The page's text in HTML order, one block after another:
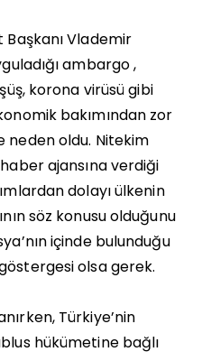
Başkanı Vlademir
ambargo ,
korona virüsü gibi
bakımından zor
neden oldu. Nitekim
ajansına verdiği
dolayı ülkenin
söz konusu olduğunu
içinde bulunduğu
olsa gerek.
Türkiye’nin
hükümetine bağlı